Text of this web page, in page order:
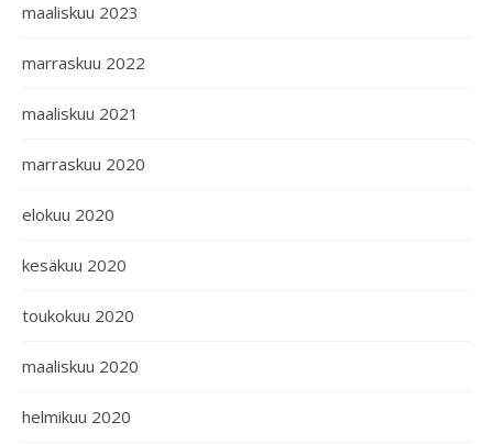
maaliskuu 2023
marraskuu 2022
maaliskuu 2021
marraskuu 2020
elokuu 2020
kesäkuu 2020
toukokuu 2020
maaliskuu 2020
helmikuu 2020